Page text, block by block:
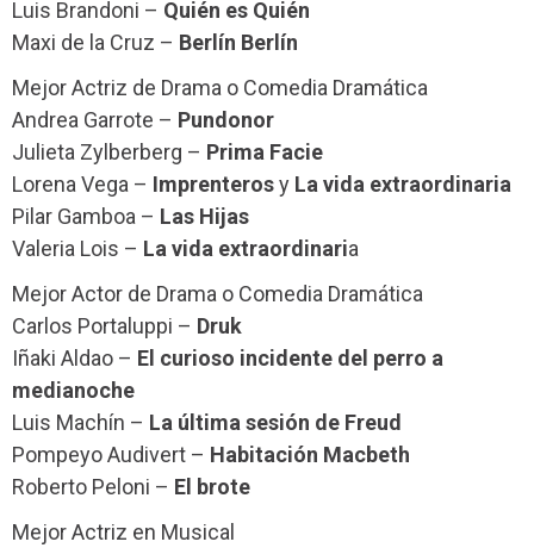
Luis Brandoni – Quién es Quién
Maxi de la Cruz – Berlín Berlín
Mejor Actriz de Drama o Comedia Dramática
Andrea Garrote – Pundonor
Julieta Zylberberg – Prima Facie
Lorena Vega – Imprenterosy La vida extraordinaria
Pilar Gamboa – Las Hijas
Valeria Lois – La vida extraordinaria
Mejor Actor de Drama o Comedia Dramática
Carlos Portaluppi – Druk
Iñaki Aldao – El curioso incidente del perro a
medianoche
Luis Machín – La última sesión de Freud
Pompeyo Audivert – Habitación Macbeth
Roberto Peloni – El brote
Mejor Actriz en Musical